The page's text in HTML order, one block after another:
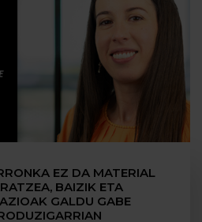
EZ DA MATERIAL
BAIZIK ETA
GALDU GABE